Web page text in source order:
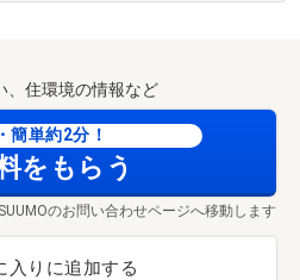
、ご見学希望の方は、必ず事
開催中！】
ンケートにお答え頂いた方に
レゼント！！
、住環境の情報など
簡単約2分！
をもらう
のお問い合わせページへ移動します
入りに追加する